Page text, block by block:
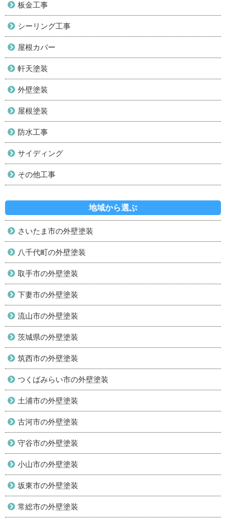
板金工事
シーリング工事
屋根カバー
軒天塗装
外壁塗装
屋根塗装
防水工事
サイディング
その他工事
地域から選ぶ
さいたま市の外壁塗装
八千代町の外壁塗装
取手市の外壁塗装
下妻市の外壁塗装
流山市の外壁塗装
茨城県の外壁塗装
筑西市の外壁塗装
つくばみらい市の外壁塗装
土浦市の外壁塗装
古河市の外壁塗装
守谷市の外壁塗装
小山市の外壁塗装
坂東市の外壁塗装
常総市の外壁塗装